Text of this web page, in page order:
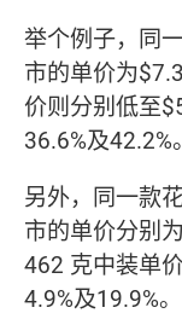
举个例子，同
市的单价为
价则分别低至
36.6%及42.2%。
另外，同一款
市的单价分别
462 克中装单
4.9%及19.9%。